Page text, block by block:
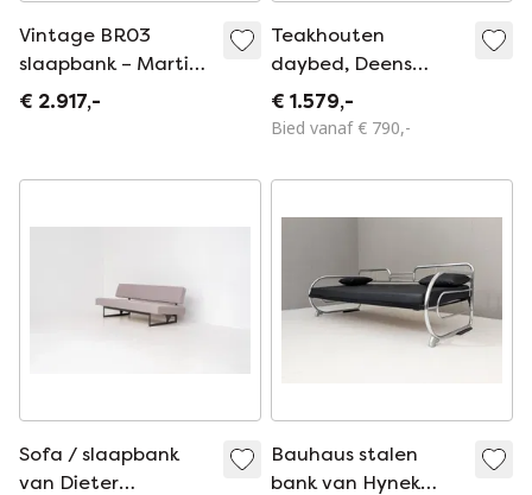
Vintage BR03
slaapbank – Martin
Visser voor ’t
€ 2.917,-
Teakhouten
daybed, Deens
ontwerp, jaren 1970,
productie:
€ 1.579,-
Bied vanaf € 790,-
Sofa / slaapbank
van Dieter
Bauhaus stalen
bank van Hynek